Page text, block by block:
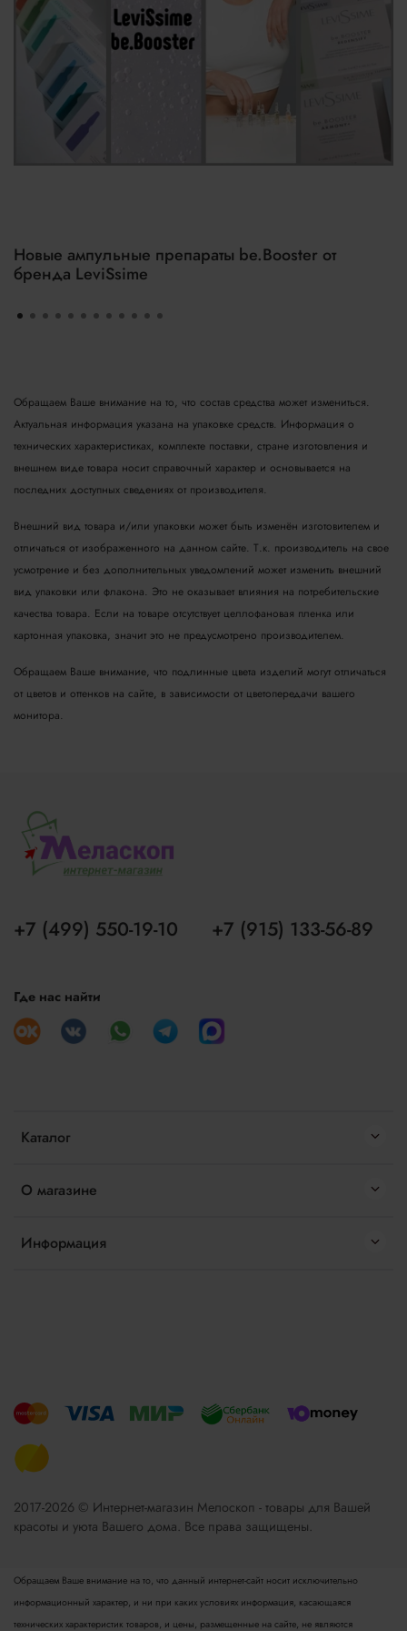
Новые ампульные препараты be.Booster от
бренда LeviSsime
Обращаем Ваше внимание на то, что состав средства может измениться.
Актуальная информация указана на упаковке средств. Информация о
технических характеристиках, комплекте поставки, стране изготовления и
внешнем виде товара носит справочный характер и основывается на
последних доступных сведениях от производителя.
Внешний вид товара и/или упаковки может быть изменён изготовителем и
отличаться от изображенного на данном сайте. Т.к. производитель на свое
усмотрение и без дополнительных уведомлений может изменить внешний
вид упаковки или флакона. Это не оказывает влияния на потребительские
качества товара. Если на товаре отсутствует целлофановая пленка или
картонная упаковка, значит это не предусмотрено производителем.
Обращаем Ваше внимание, что подлинные цвета изделий могут отличаться
от цветов и оттенков на сайте, в зависимости от цветопередачи вашего
монитора.
Каталог
О магазине
Информация
+7 (499) 550-19-10 +7 (915) 133-56-89
Где нас найти
2017-2026 © Интернет-магазин Мелоскоп - товары для Вашей
красоты и уюта Вашего дома. Все права защищены.
Обращаем Ваше внимание на то, что данный интернет-сайт носит исключительно
информационный характер, и ни при каких условиях информация, касающаяся
технических характеристик товаров, и цены, размещенные на сайте, не являются